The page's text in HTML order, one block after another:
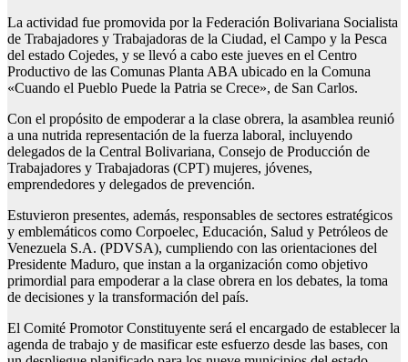
La actividad fue promovida por la Federación Bolivariana Socialista
de Trabajadores y Trabajadoras de la Ciudad, el Campo y la Pesca
del estado Cojedes, y se llevó a cabo este jueves en el Centro
Productivo de las Comunas Planta ABA ubicado en la Comuna
«Cuando el Pueblo Puede la Patria se Crece», de San Carlos.
Con el propósito de empoderar a la clase obrera, la asamblea reunió
a una nutrida representación de la fuerza laboral, incluyendo
delegados de la Central Bolivariana, Consejo de Producción de
Trabajadores y Trabajadoras (CPT) mujeres, jóvenes,
emprendedores y delegados de prevención.
Estuvieron presentes, además, responsables de sectores estratégicos
y emblemáticos como Corpoelec, Educación, Salud y Petróleos de
Venezuela S.A. (PDVSA), cumpliendo con las orientaciones del
Presidente Maduro, que instan a la organización como objetivo
primordial para empoderar a la clase obrera en los debates, la toma
de decisiones y la transformación del país.
El Comité Promotor Constituyente será el encargado de establecer la
agenda de trabajo y de masificar este esfuerzo desde las bases, con